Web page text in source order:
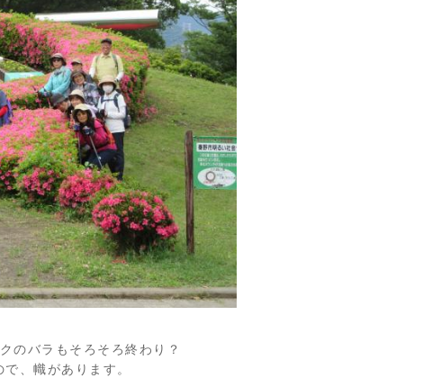
のバラもそろそろ終わり？
、幟があります。